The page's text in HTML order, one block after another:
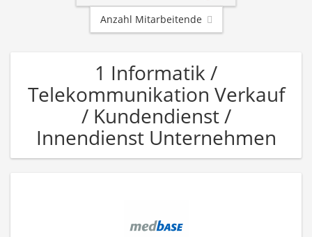
Anzahl Mitarbeitende
1 Informatik /
Telekommunikation Verkauf
/ Kundendienst /
Innendienst Unternehmen